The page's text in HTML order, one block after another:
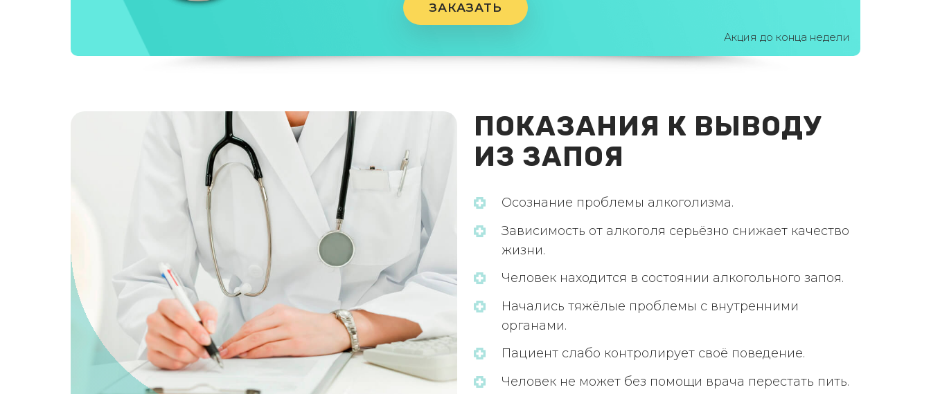
ЗАКАЗАТЬ
Акция до конца недели
ПОКАЗАНИЯ К ВЫВОДУ
ИЗ ЗАПОЯ
Осознание проблемы алкоголизма.
Зависимость от алкоголя серьёзно снижает качество
жизни.
Человек находится в состоянии алкогольного запоя.
Начались тяжёлые проблемы с внутренними
органами.
Пациент слабо контролирует своё поведение.
Человек не может без помощи врача перестать пить.